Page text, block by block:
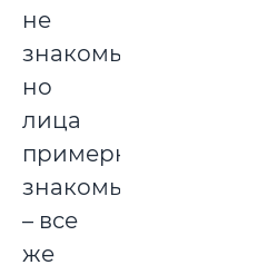
не
знакомы,
но
лица
примерно
знакомы
– все
же